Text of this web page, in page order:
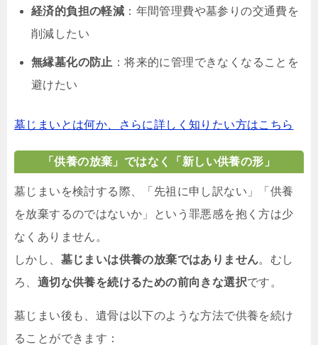
経済的負担の軽減 ：年間管理費や墓参りの交通費を
削減したい
無縁墓化の防止 ：将来的に管理できなくなることを
避けたい
墓じまいとは何か、さらに詳しく知りたい方はこちら
「供養の放棄」ではなく「新しい供養の形」
墓じまいを検討する際、「先祖に申し訳ない」「供養
を放棄するのではないか」という罪悪感を抱く方は少
なくありません。
しかし、 墓じまいは供養の放棄ではありません。むし
ろ、 適切な供養を続けるための前向きな選択です。
墓じまい後も、遺骨は以下のような方法で供養を続け
ることができます：